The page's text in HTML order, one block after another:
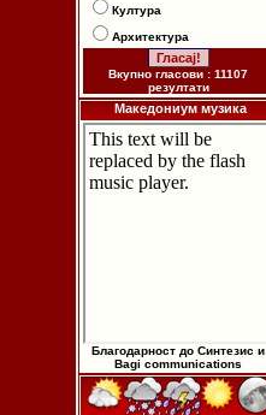
Култура
Архитектура
Вкупно гласови : 11107
резултати
Македониум музика
Благодарност до Синтезис и
Bagi communications